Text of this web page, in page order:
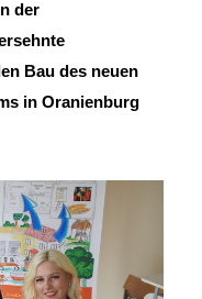
der
Bau des neuen
in Oranienburg